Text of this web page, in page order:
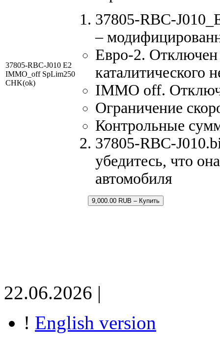
37805-RBC-J010 E2
IMMO_off SpLim250
CHK(ok)
37805-RBC-
–
Евро-2. Отключен
каталитического
IMMO off.
Ограничение
Контрольные
37805-RBC-
убедитесь, что
автомобиля
9,000.00 RUB – Купить
22.06.2026 |
! English version